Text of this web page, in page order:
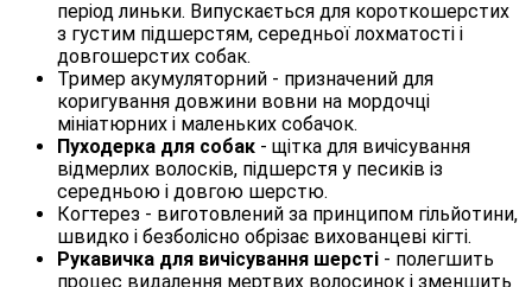
період линьки. Випускається для короткошерстих
з густим підшерстям, середньої лохматості і
довгошерстих собак.
Тример акумуляторний - призначений для
коригування довжини вовни на мордочці
мініатюрних і маленьких собачок.
Пуходерка для собак - щітка для вичісування
відмерлих волосків, підшерстя у песиків із
середньою і довгою шерстю.
Когтерез - виготовлений за принципом гільйотини,
швидко і безболісно обрізає вихованцеві кігті.
Рукавичка для вичісування шерсті - полегшить
процес видалення мертвих волосинок і зменшить